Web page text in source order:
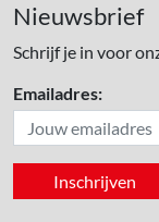
Nieuwsbrief
Schrijf je in voor
Emailadres: